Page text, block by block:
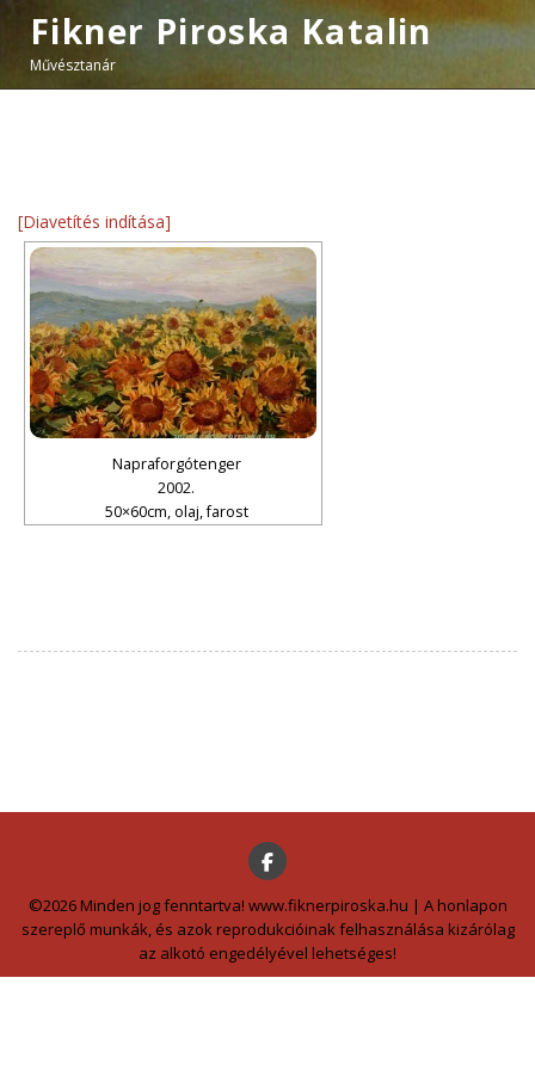
Fikner Piroska Katalin
Művésztanár
[Diavetítés indítása]
Napraforgótenger
2002.
50×60cm, olaj, farost
©2026 Minden jog fenntartva! www.fiknerpiroska.hu | A honlapon
szereplő munkák, és azok reprodukcióinak felhasználása kizárólag
az alkotó engedélyével lehetséges!